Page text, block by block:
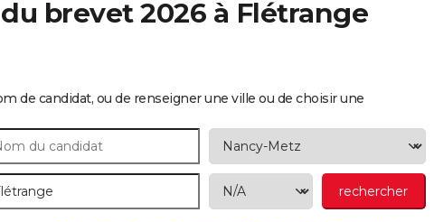
brevet 2026 à Flétrange
de candidat, ou de renseigner une ville ou de choisir une